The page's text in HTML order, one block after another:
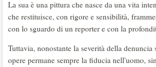
La sua è una pittura che nasce da una vita
che restituisce, con rigore e sensibilità,
con lo sguardo di un reporter e con la
Tuttavia, nonostante la severità della denuncia
opere permane sempre la fiducia nell'uomo,